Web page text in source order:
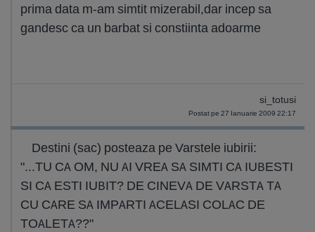
prima data m-am simtit mizerabil,dar incep sa
gandesc ca un barbat si constiinta adoarme
si_totusi
Postat pe 27 Ianuarie 2009 22:17
Destini (sac) posteaza pe Varstele iubirii:
"...TU CA OM, NU AI VREA SA SIMTI CA IUBESTI
SI CA ESTI IUBIT? DE CINEVA DE VARSTA TA
CU CARE SA IMPARTI ACELASI COLAC DE
TOALETA??"